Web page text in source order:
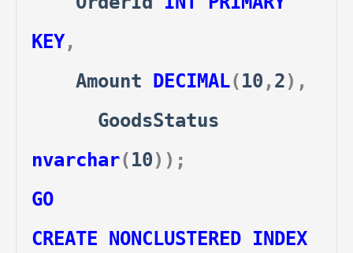
KEY,
Amount
DECIMAL(10 , 2),
GoodsStatus
nvarchar(10));
GO
CREATE
NONCLUSTERED INDEX